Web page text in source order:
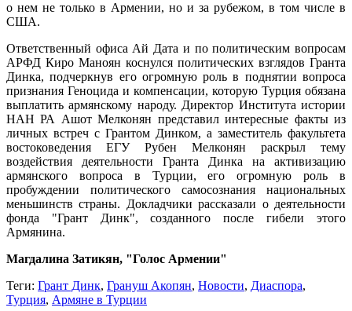
о нем не только в Армении, но и за рубежом, в том числе в
США.
Ответственный офиса Ай Дата и по политическим вопросам
АРФД Киро Маноян коснулся политических взглядов Гранта
Динка, подчеркнув его огромную роль в поднятии вопроса
признания Геноцида и компенсации, которую Турция обязана
выплатить армянскому народу. Директор Института истории
НАН РА Ашот Мелконян представил интересные факты из
личных встреч с Грантом Динком, а заместитель факультета
востоковедения ЕГУ Рубен Мелконян раскрыл тему
воздействия деятельности Гранта Динка на активизацию
армянского вопроса в Турции, его огромную роль в
пробуждении политического самосознания национальных
меньшинств страны. Докладчики рассказали о деятельности
фонда "Грант Динк", созданного после гибели этого
Армянина.
Магдалина Затикян, "Голос Армении"
Теги: Грант Динк, Грануш Акопян, Новости, Диаспора,
Турция, Армяне в Турции